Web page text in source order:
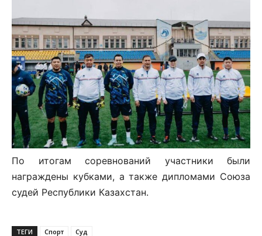
По итогам соревнований участники были
награждены кубками, а также дипломами Союза
судей Республики Казахстан.
ТЕГИ Спорт Суд